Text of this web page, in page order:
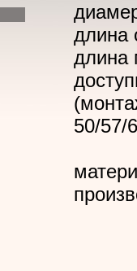
длина
длина
50/57/